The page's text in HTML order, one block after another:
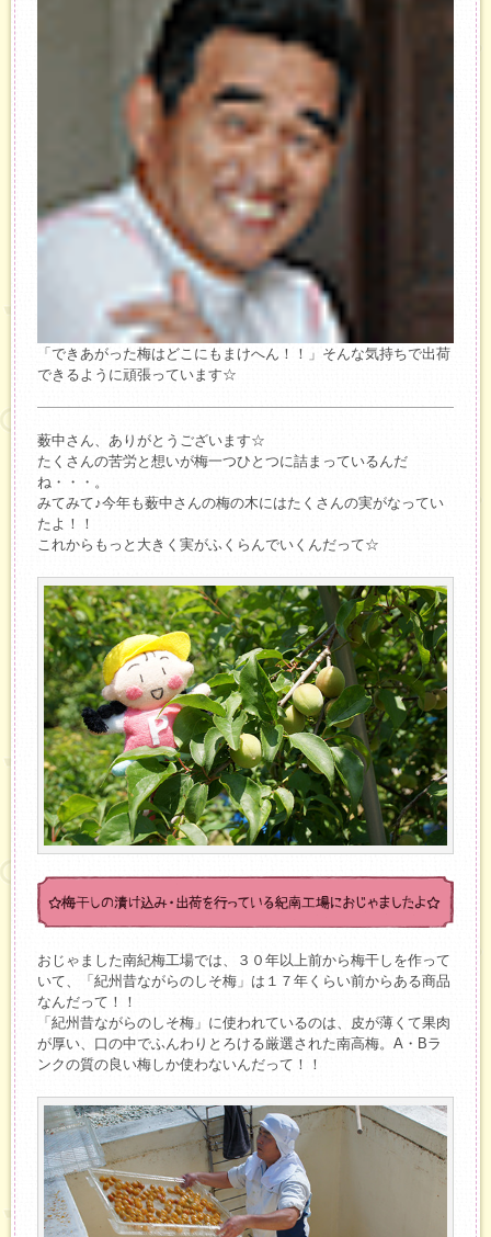
「できあがった梅はどこにもまけへん！！」そんな気持ちで出荷
できるように頑張っています☆
薮中さん、ありがとうございます☆
たくさんの苦労と想いが梅一つひとつに詰まっているんだ
ね・・・。
みてみて♪今年も薮中さんの梅の木にはたくさんの実がなってい
たよ！！
これからもっと大きく実がふくらんでいくんだって☆
おじゃました南紀梅工場では、３０年以上前から梅干しを作って
いて、「紀州昔ながらのしそ梅」は１７年くらい前からある商品
なんだって！！
「紀州昔ながらのしそ梅」に使われているのは、皮が薄くて果肉
が厚い、口の中でふんわりとろける厳選された南高梅。A・Bラ
ンクの質の良い梅しか使わないんだって！！